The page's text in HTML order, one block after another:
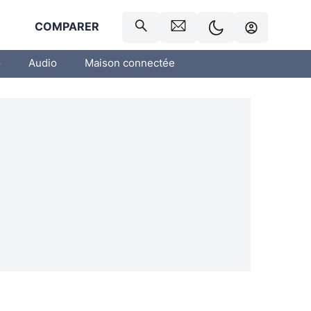
COMPARER
Audio Maison connectée